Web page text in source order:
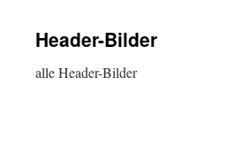
Header-Bilder
alle Header-Bilder